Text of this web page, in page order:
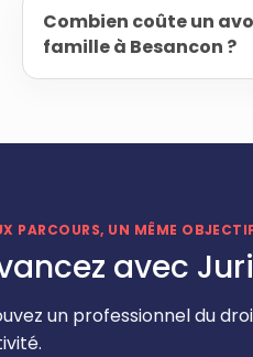
Combien coûte un
famille à Besancon ?
PARCOURS, UN MÊME
avec
un professionnel du